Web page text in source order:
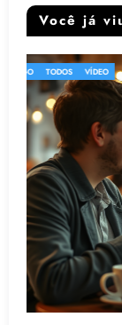
Você já
ARTIGO